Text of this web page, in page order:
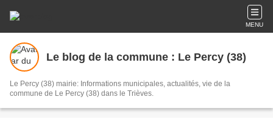
MENU
Le blog de la commune : Le Percy (38)
Le Percy (38) mairie: Informations municipales, actualités, vie de la
commune de Le Percy (38) dans le Trièves.